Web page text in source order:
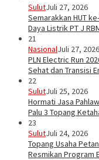
SulutJuli 27, 2026
Semarakkan HUT
Daya Listrik PT J
21
NasionalJuli 27, 2026
PLN Electric Run
Sehat dan Transisi
22
SulutJuli 25, 2026
Hormati Jasa
Palu 3 Topang
23
SulutJuli 24, 2026
Topang Usaha
Resmikan